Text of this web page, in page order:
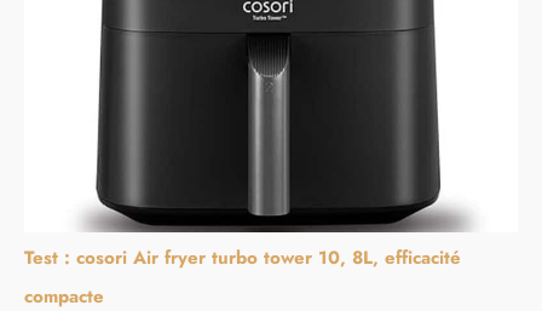
Test : cosori Air fryer turbo tower 10, 8L, efficacité
compacte